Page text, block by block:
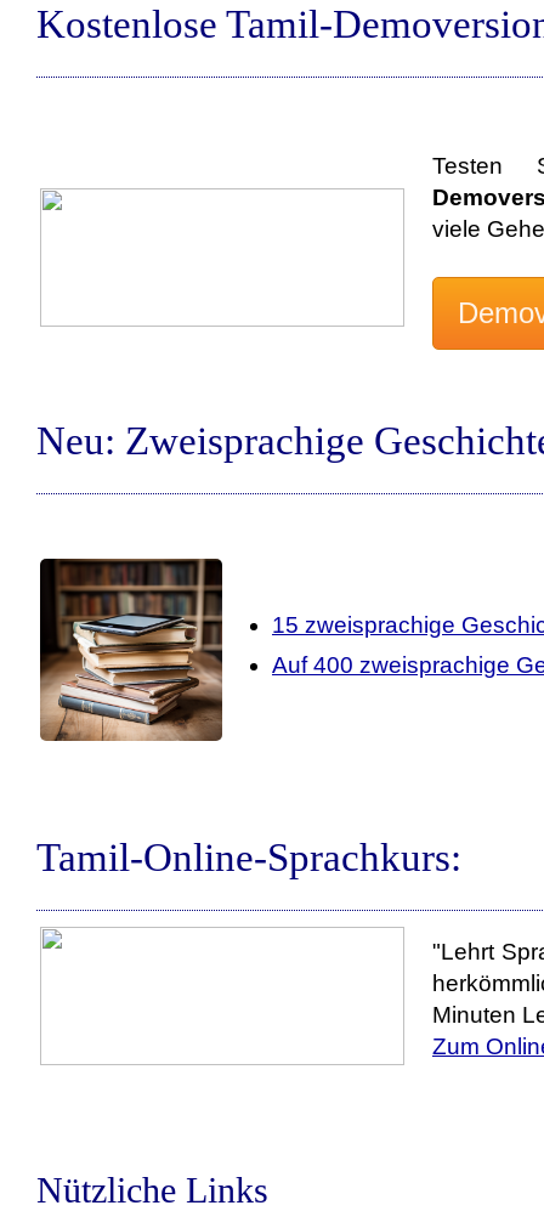
Kostenlose Tamil-
Testen
viele
Neu: Zweisprachige
15 zweisprachige
Auf 400 zweisprachige
Tamil-Online-Sprachkurs:
"Lehrt
Minuten
Zum
Nützliche Links